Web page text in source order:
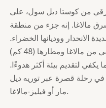
من كوستا ديل سول، على
شرق مالاغا. إنه جزء من منطقة
الانحدار ووديانها الخضراء.
الموقع استراتيجي: قريب بما يكفي من مالاغا ومطارها (48 كم)
يكفي لتقديم بيئة أكثر هدوءًا.
في رحلة قصرة عبر توريه ديل
مار أو فيليز-مالاغا.